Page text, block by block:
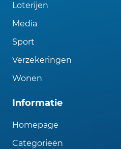
Loterijen
Media
Sport
Verzekeringen
Wonen
Informatie
Homepage
Categorieën